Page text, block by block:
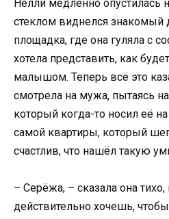
Нелли медленно опустилась
стеклом виднелся знакомый
площадка, где она гуляла с
хотела представить, как
малышом. Теперь всё это
смотрела на мужа, пытаясь
который когда-то носил её
самой квартиры, который
счастлив, что нашёл такую
– Серёжа, – сказала она
действительно хочешь,